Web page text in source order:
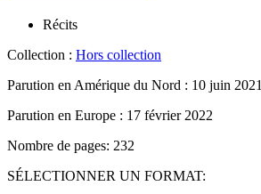
Récits
Collection : Hors collection
Parution en Amérique du Nord : 10 juin 2021
Parution en Europe : 17 février 2022
Nombre de pages: 232
SÉLECTIONNER UN FORMAT: